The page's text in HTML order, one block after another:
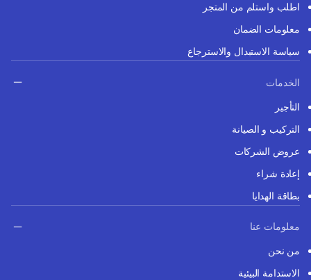
اطلب واستلم من المتجر
معلومات الضمان
سياسة الاستبدال والاسترجاع
الخدمات
التأجير
التركيب و الصيانة
عروض الشركات
إعادة شراء
بطاقة الهدايا
معلومات عنا
من نحن
الاستدامة البيئية